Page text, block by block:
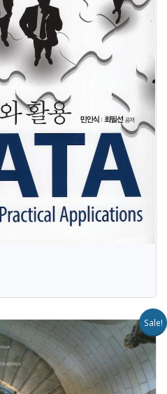
Sale!